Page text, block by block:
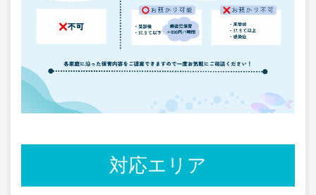
対応エリア